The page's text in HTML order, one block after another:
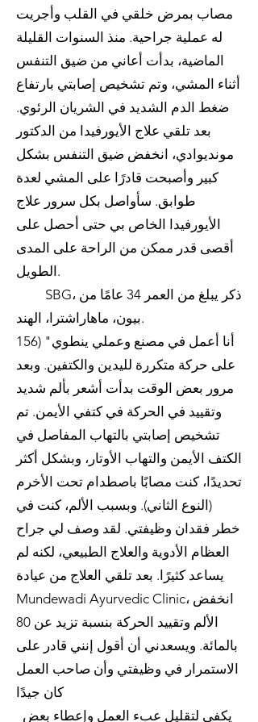
مصاب بمرض خلقي في القلب وأجريت
له عملية جراحية. منذ السنوات القليلة
الماضية، بدأت أعاني من ضيق التنفس
أثناء المشي، وتم تشخيص إصابتي بارتفاع
ضغط الدم الشديد في الشريان الرئوي.
بعد تلقي علاج الأيورفيدا من الدكتور
مونديوادي، انخفض ضيق التنفس بشكل
كبير وأصبحت قادرًا على المشي لعدة
طوابق. سأواصل بكل سرور علاج
الأيورفيدا الخاص بي حتى أحصل على
أقصى قدر ممكن من الراحة على المدى
الطويل.
SBG، ذكر يبلغ من العمر 34 عامًا من
بيون، ماهاراشترا، الهند.
156) "أنا أعمل في مصنع وعملي ينطوي
على حركة متكررة لليدين والكتفين. وبعد
مرور بعض الوقت بدأت أشعر بألم شديد
وتقييد في الحركة في كتفي الأيمن. تم
تشخيص إصابتي بالتهاب المفاصل في
الكتف الأيمن والتهاب الأوتار، وبشكل أكثر
تحديدًا، كنت مصابًا باصطدام تحت الأخرم
(النوع الثاني). وبسبب الألم، كنت في
خطر فقدان وظيفتي. لقد وصف لي جراح
العظام الأدوية والعلاج الطبيعي، لكنه لم
يساعد كثيرًا. بعد تلقي العلاج من عيادة
Mundewadi Ayurvedic Clinic، انخفض
الألم وتقييد الحركة بنسبة تزيد عن 80
بالمائة. ويسعدني أن أقول إنني قادر على
الاستمرار في وظيفتي وأن صاحب العمل
كان جيدًا